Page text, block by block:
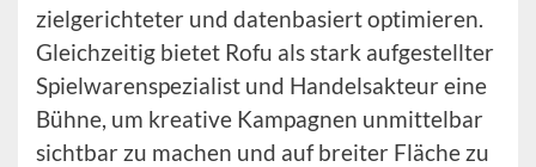
zielgerichteter und datenbasiert optimieren.
Gleichzeitig bietet Rofu als stark aufgestellter
Spielwarenspezialist und Handelsakteur eine
Bühne, um kreative Kampagnen unmittelbar
sichtbar zu machen und auf breiter Fläche zu